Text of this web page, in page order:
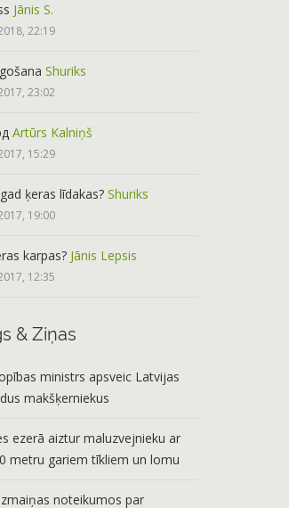
Jānis S.
22:19
Shuriks
23:02
Artūrs Kalniņš
15:29
ķeras līdakas? Shuriks
19:00
karpas? Jānis Lepsis
12:35
& Ziņas
ministrs apsveic Latvijas
makšķerniekus
ezerā aiztur maluzvejnieku ar
metru gariem tīkliem un lomu
noteikumos par